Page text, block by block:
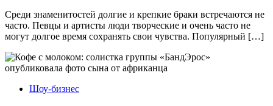
Среди знаменитостей долгие и крепкие браки встречаются не
часто. Певцы и артисты люди творческие и очень часто не
могут долгое время сохранять свои чувства. Популярный […]
Шоу-бизнес